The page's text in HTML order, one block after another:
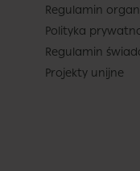
Regulamin
Polityka
Regulamin
Projekty unijne